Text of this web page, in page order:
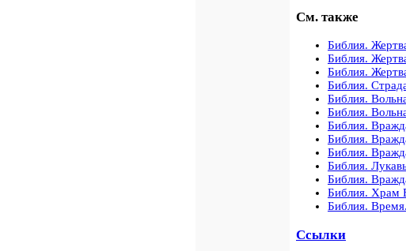
См. также
Библия.
Библия.
Библия.
Библия.
Библия.
Библия.
Библия.
Библия.
Библия.
Библия.
Библия.
Библия. Храм
Библия.
Ссылки